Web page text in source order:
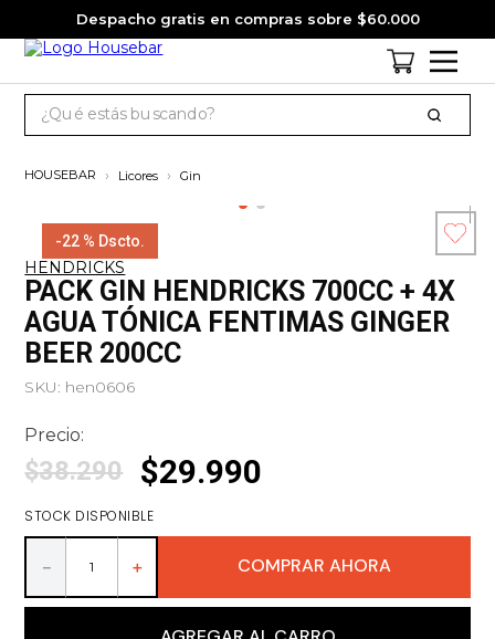
Despacho gratis en compras sobre $60.000
jack daniels
3.
jagermeister
4.
pack
5.
miniatura
6.
gin
8 .
ron
10. packs
Licores Gin
-22 % Dscto.
HENDRICKS
PACK GIN HENDRICKS 700CC + 4X
AGUA TÓNICA FENTIMAS GINGER
BEER 200CC
SKU: hen0606
Precio:
$38.290 $29.990
STOCK DISPONIBLE
＋
－ COMPRAR AHORA